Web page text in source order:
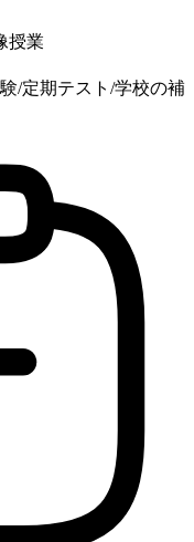
授業
/定期テスト/学校の補